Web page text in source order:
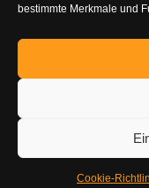
bestimmte Merkmale und
Cookie-
geschlossen